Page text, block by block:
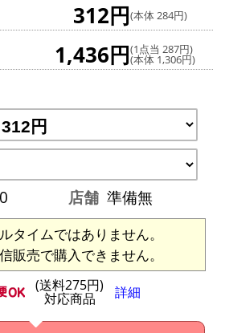
312円(本体 284円)
1,436円(1点当 287円)
(本体 1,306円)
店舗 準備無
タイムではありません。
販売で購入できません。
(送料275円)
対応商品 詳細